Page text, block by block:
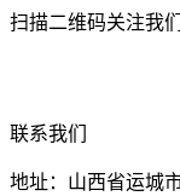
扫描二维码关注我们
联系我们
地址：山西省运城